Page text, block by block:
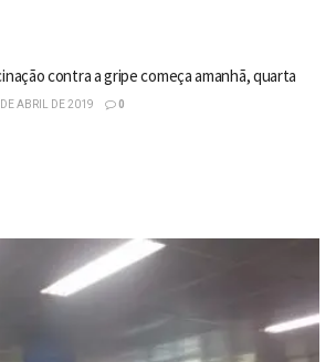
contra a gripe começa amanhã, quarta
ABRIL DE 2019 0